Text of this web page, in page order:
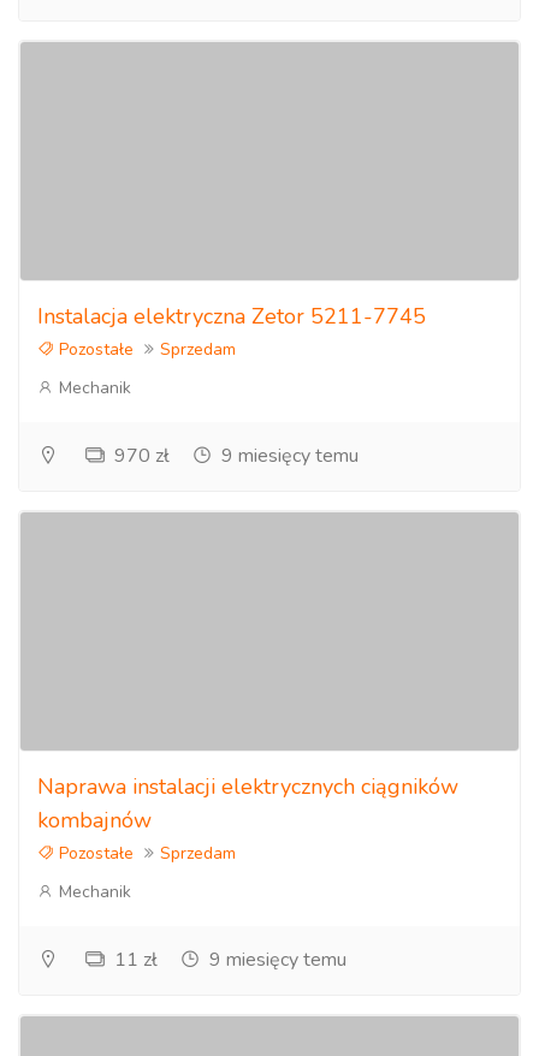
Instalacja elektryczna Zetor 5211-7745
Pozostałe
Sprzedam
Mechanik
970 zł 9 miesięcy temu
Naprawa instalacji elektrycznych ciągników
kombajnów
Pozostałe
Sprzedam
Mechanik
11 zł 9 miesięcy temu